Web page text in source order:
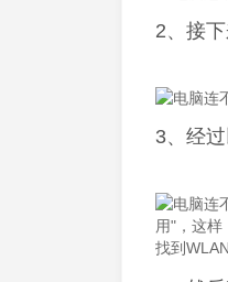
2、接
3、经
用"，这样
找到